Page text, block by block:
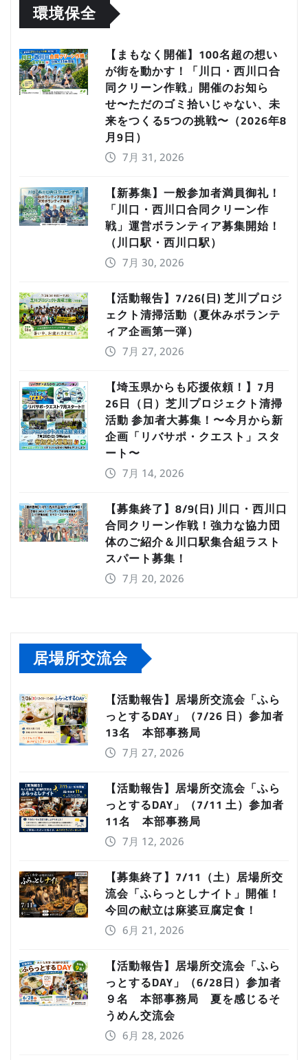
環境保全
【まもなく開催】100名超の想い
が街を動かす！「川口・西川口合
同クリーン作戦」開催のお知ら
せ〜ただのゴミ拾いじゃない、未
来をつくる5つの挑戦〜（2026年8
月9日）
7月 31, 2026
【新募集】一般参加者満員御礼！
「川口・西川口合同クリーン作
戦」運営ボランティア募集開始！
（川口駅・西川口駅）
7月 30, 2026
【活動報告】7/26(日) 芝川プロジ
ェクト清掃活動（夏休みボランテ
ィア企画第一弾）
7月 27, 2026
【埼玉県からも応援依頼！】7月
26日（日）芝川プロジェクト清掃
活動 参加者大募集！〜今月から新
企画「リバサポ・クエスト」スタ
ート〜
7月 14, 2026
【募集終了】8/9(日) 川口・西川口
合同クリーン作戦！強力な協力団
体のご紹介＆川口駅集合組ラスト
スパート募集！
7月 20, 2026
居場所交流会
【活動報告】居場所交流会「ふら
っとするDAY」（7/26 日）参加者
13名 本部事務局
7月 27, 2026
【活動報告】居場所交流会「ふら
っとするDAY」（7/11 土）参加者
11名 本部事務局
7月 12, 2026
【募集終了】7/11（土）居場所交
流会「ふらっとしナイト」開催！
今回の献立は麻婆豆腐定食！
6月 21, 2026
【活動報告】居場所交流会「ふら
っとするDAY」（6/28日）参加者
９名 本部事務局 夏を感じるそ
うめん交流会
6月 28, 2026